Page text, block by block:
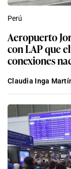
Perú
Aeropuerto
con LAP que
conexiones
Claudia Inga